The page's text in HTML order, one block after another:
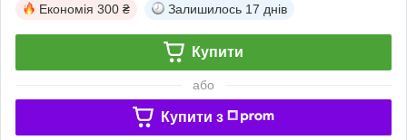
Економія 300 ₴ Залишилось 17 днів
Купити
або
Купити з